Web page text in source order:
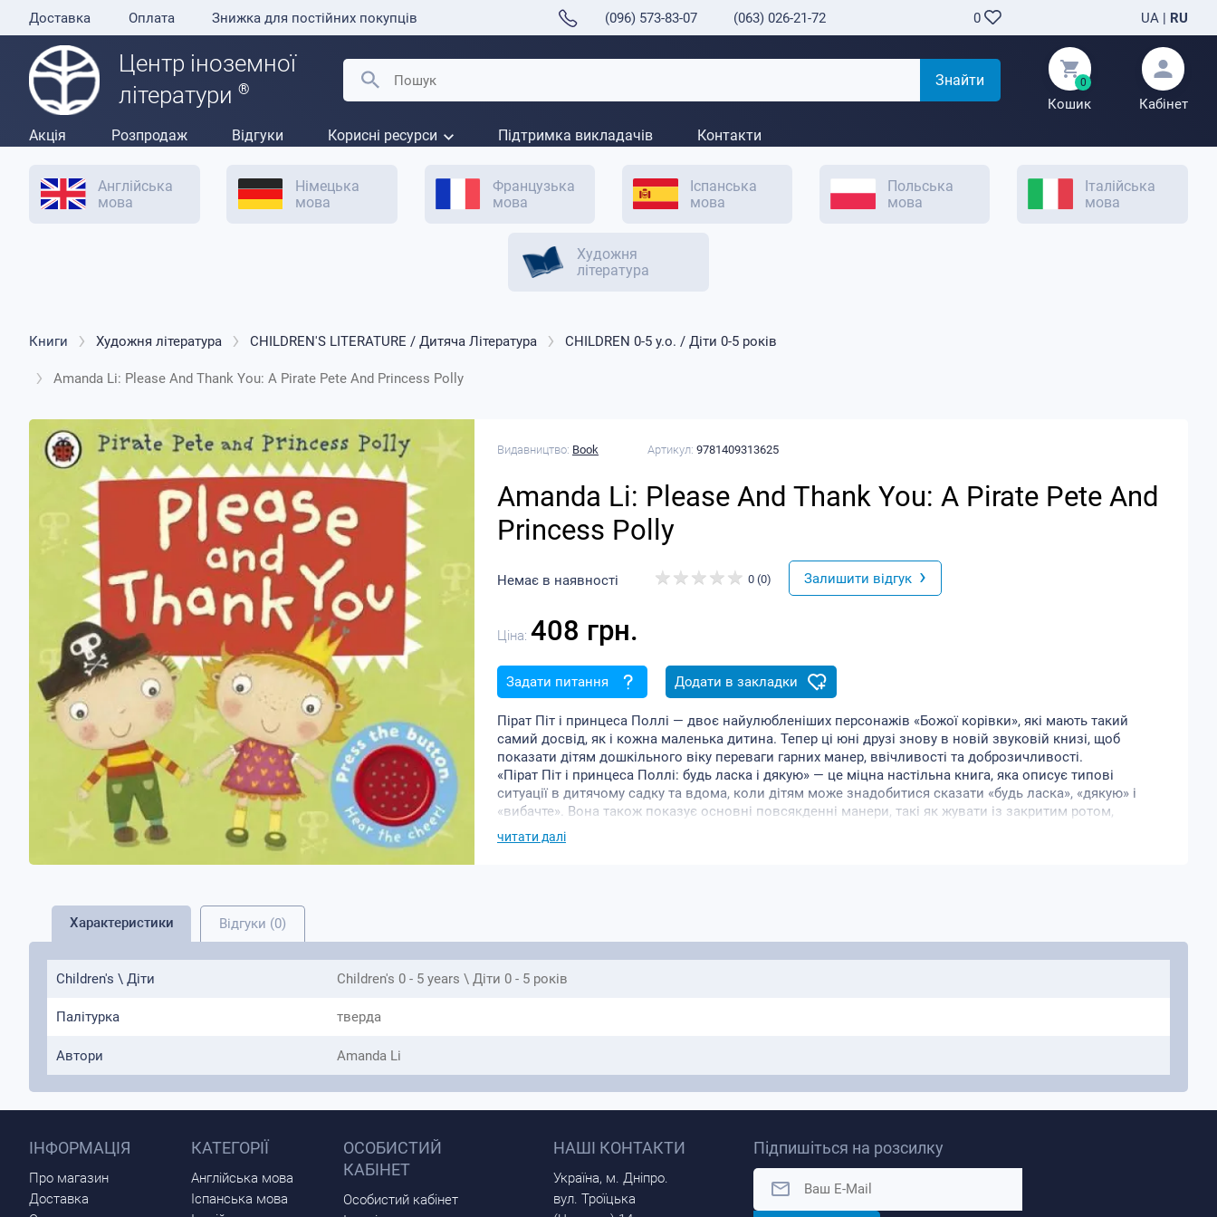
Доставка Оплата Знижка для постійних покупців (096) 573-83-07 (063) 026-21-72 0 UA | RU
Центр іноземної
літератури ®
Знайти 0
Кошик Кабінет
Акція Розпродаж Відгуки Корисні ресурси Підтримка викладачів Контакти
Англійська
мова
Німецька
мова
Французька
мова
Іспанська
мова
Польська
мова
Італійська
мова
Художня
література
Книги Художня література CHILDREN'S LITERATURE / Дитяча Література CHILDREN 0-5 y.o. / Діти 0-5 років
Amanda Li: Please And Thank You: А Pirate Pete And Princess Polly
Видавництво: Book Артикул:9781409313625
Amanda Li: Please And Thank You: А Pirate Pete And
Princess Polly
Немає в наявності 0 (0) Залишити відгук ›
Ціна: 408 грн.
Задати питання Додати в закладки
Пірат Піт і принцеса Поллі — двоє найулюбленіших персонажів «Божої корівки», які мають такий
самий досвід, як і кожна маленька дитина. Тепер ці юні друзі знову в новій звуковій книзі, щоб
показати дітям дошкільного віку переваги гарних манер, ввічливості та доброзичливості.
«Пірат Піт і принцеса Поллі: будь ласка і дякую» — це міцна настільна книга, яка описує типові
ситуації в дитячому садку та вдома, коли дітям може знадобитися сказати «будь ласка», «дякую» і
«вибачте». Вона також показує основні повсякденні манери, такі як жувати із закритим ротом,
допомагати іншим і мити руки перед їжею.
Дітям буде цікаво підбадьорювати Піта та Поллі за гарну поведінку на кожній сторінці, натискаючи
читати далі
Характеристики Відгуки (0)
Children's \ Діти Children's 0 - 5 years \ Діти 0 - 5 років
Палітурка тверда
Автори Amanda Li
ІНФОРМАЦІЯ
Про магазин
Доставка
КАТЕГОРІЇ
Англійська мова
Іспанська мова
ОСОБИСТИЙ
КАБІНЕТ
Особистий кабінет
НАШІ КОНТАКТИ
Україна, м. Дніпро.
вул. Троїцька
Підпишіться на розсилку